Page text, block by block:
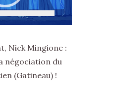
Nick Mingione :
négociation du
(Gatineau) !